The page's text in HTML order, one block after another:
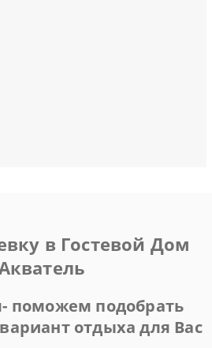
в Гостевой Дом
поможем подобрать
отдыха для Вас